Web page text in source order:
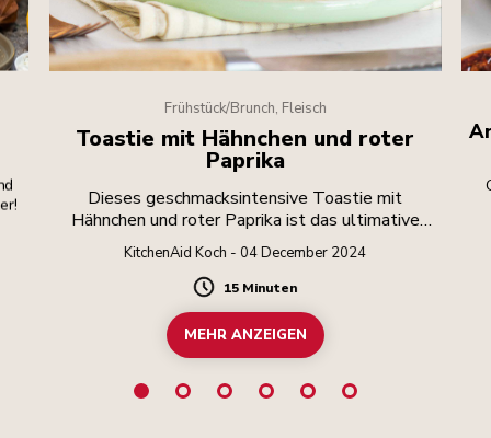
Frühstück/Brunch, Fleisch
Toastie mit Hähnchen und roter
Paprika
Dieses geschmacksintensive Toastie mit
Hähnchen und roter Paprika ist das ultimative
Wohlfühlgericht!
KitchenAid Koch - 04 December 2024
Duration
15 Minuten
MEHR ANZEIGEN